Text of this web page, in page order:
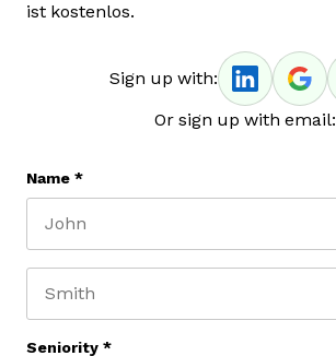
ist kostenlos.
Sign up with:
Or sign up with email:
Name *
Seniority *